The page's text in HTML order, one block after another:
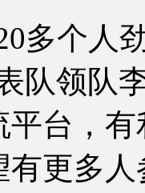
个人劲
队领队
平台，
有更多